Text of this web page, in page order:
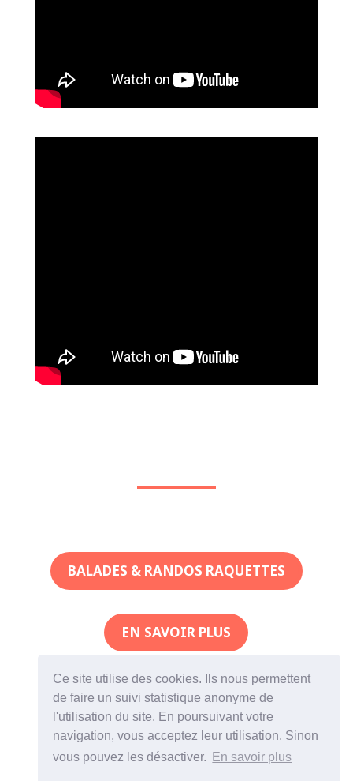
Ce site utilise des cookies. Ils nous permettent
de faire un suivi statistique anonyme de
l'utilisation du site. En poursuivant votre
navigation, vous acceptez leur utilisation. Sinon
vous pouvez les désactiver.
En savoir plus
BALADES & RANDOS RAQUETTES
EN SAVOIR PLUS
VOYAGES HISTOIRE & CULTURE
RETROSPECTIVE